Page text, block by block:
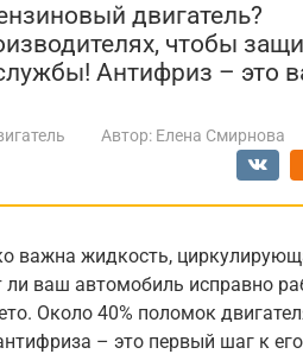
двигатель?
чтобы
Антифриз – это
Автор: Елена Смирнова
важна жидкость,
ли ваш автомобиль исправно
Около 40% поломок
– это первый шаг к его